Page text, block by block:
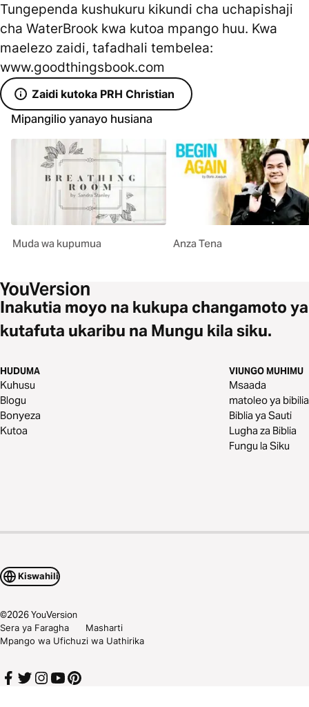
Tungependa kushukuru kikundi cha uchapishaji
cha WaterBrook kwa kutoa mpango huu. Kwa
maelezo zaidi, tafadhali tembelea:
www.goodthingsbook.com
Zaidi kutoka PRH Christian
Mipangilio yanayo husiana
Muda wa kupumua Anza Tena
Inakutia moyo na kukupa changamoto ya
kutafuta ukaribu na Mungu kila siku.
HUDUMA
Kuhusu
Blogu
Bonyeza
Kutoa
VIUNGO MUHIMU
Msaada
matoleo ya bibilia
Biblia ya Sauti
Lugha za Biblia
Fungu la Siku
Kiswahili
©2026YouVersion
Sera ya Faragha
Masharti
Mpango wa Ufichuzi wa Uathirika